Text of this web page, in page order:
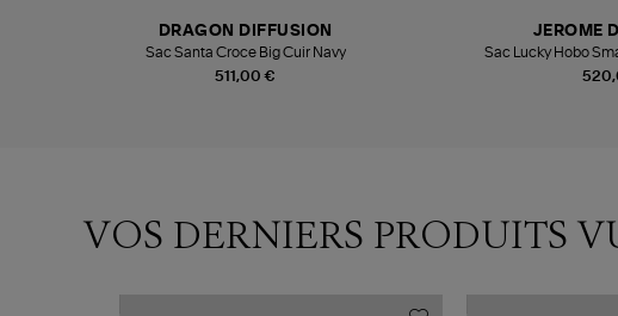
511,00 €
DRAGON DIFFUSION
Sac Santa Croce Big Cuir Navy
JEROME
Sac Lucky Hobo
VOS DERNIERS PRODUITS